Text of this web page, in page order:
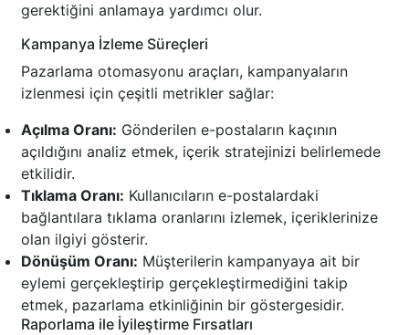
gerektiğini anlamaya yardımcı olur.
Kampanya İzleme Süreçleri
Pazarlama otomasyonu araçları, kampanyaların
izlenmesi için çeşitli metrikler sağlar:
Açılma Oranı: Gönderilen e-postaların kaçının
açıldığını analiz etmek, içerik stratejinizi belirlemede
etkilidir.
Tıklama Oranı: Kullanıcıların e-postalardaki
bağlantılara tıklama oranlarını izlemek, içeriklerinize
olan ilgiyi gösterir.
Dönüşüm Oranı: Müşterilerin kampanyaya ait bir
eylemi gerçekleştirip gerçekleştirmediğini takip
etmek, pazarlama etkinliğinin bir göstergesidir.
Raporlama ile İyileştirme Fırsatları